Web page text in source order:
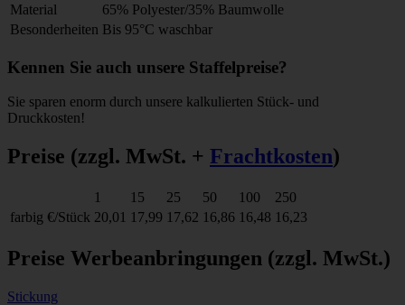
Material
65% Polyester/35% Baumwolle
Besonderheiten Bis 95°C waschbar
Kennen Sie auch unsere Staffelpreise?
Sie sparen enorm durch unsere kalkulierten Stück- und
Druckkosten!
Preise (zzgl. MwSt. + Frachtkosten)
1 15 25 50 100
250
farbig €/Stück 20,01 17,99 17,62 16,86 16,48 16,23
Preise Werbeanbringungen (zzgl. MwSt.)
Stickung